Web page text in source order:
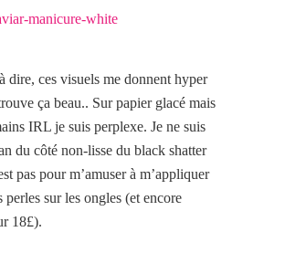
dire, ces visuels me donnent hyper
ça beau.. Sur papier glacé mais
IRL je suis perplexe. Je ne suis
du côté non-lisse du black shatter
pas pour m’amuser à m’appliquer
perles sur les ongles (et encore
18£).